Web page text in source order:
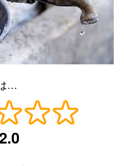
…
2.0